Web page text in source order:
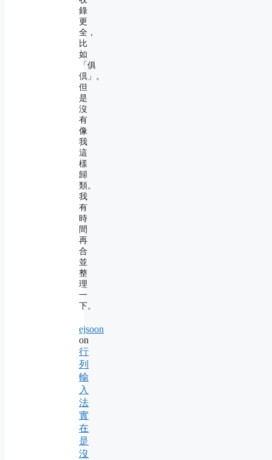
錄
更
全，
比
如
「俱
倶」。
但
是
沒
有
像
我
這
樣
歸
類。
我
有
時
間
再
合
並
整
理
一
下。
ejsoon
on
行
列
輸
入
法
實
在
是
沒